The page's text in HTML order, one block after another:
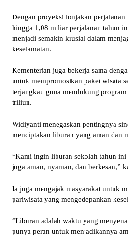
Dengan proyeksi lonjakan perjalanan
hingga 1,08 miliar perjalanan tahun
menjadi semakin krusial dalam
keselamatan.
Kementerian juga bekerja sama
untuk mempromosikan paket wisata
terjangkau guna mendukung
triliun.
Widiyanti menegaskan pentingnya
menciptakan liburan yang aman dan
“Kami ingin liburan sekolah tahun ini
juga aman, nyaman, dan berkesan,”
Ia juga mengajak masyarakat untuk
pariwisata yang mengedepankan
“Liburan adalah waktu yang
punya peran untuk menjadikannya